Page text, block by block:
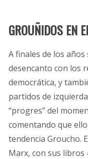
GROUÑIDOS EN
A finales de los
desencanto con los
democrática, y
partidos de
“progres” del
comentando que
tendencia Groucho.
Marx, con sus libros